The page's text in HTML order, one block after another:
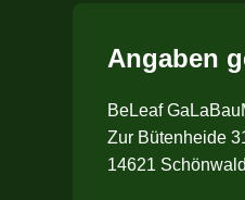
Angaben
BeLeaf
Zur Bütenheide
14621